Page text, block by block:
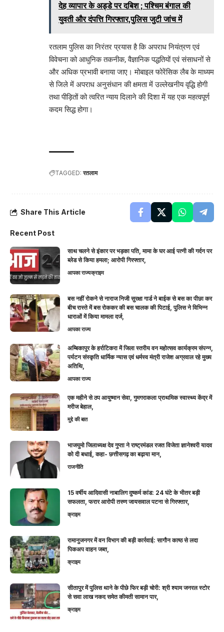
देह व्यापार के अड्डे पर दबिश ; पश्चिम बंगाल की
युवती और दंपत्ति गिरफ्तार,पुलिस जुटी जांच में
रतलाम पुलिस का निरंतर प्रयास है कि अपराध नियंत्रण एवं
विवेचना को आधुनिक तकनीक, वैज्ञानिक पद्धतियों एवं संसाधनों से
और अधिक प्रभावी बनाया जाए। मोबाइल फोरेंसिक लैब के माध्यम
से जिले में अपराध अनुसंधान की क्षमता में उल्लेखनीय वृद्धि होगी
तथा पीड़ितों को त्वरित न्याय दिलाने की दिशा में यह एक महत्वपूर्ण
कदम सिद्ध होगा।
TAGGED: रतलाम
Share This Article
Recent Post
साथ चलने से इंकार पर भड़का पति, मामा के घर आई पत्नी की गर्दन पर
ब्लेड से किया हमला; आरोपी गिरफ्तार,
आपका राज्यक्राइम
बस नहीं रोकने से नाराज निजी सुरक्षा गार्ड ने बाईक से बस का पीछा कर
बीच रास्ते में बस रोककर की बस चालक की पिटाई, पुलिस ने विभिन्न
धाराओं में किया मामला दर्ज,
आपका राज्य
अम्बिकापुर के हर्राटिकरा में जिला स्तरीय वन महोत्सव कार्यक्रम संपन्न,
पर्यटन संस्कृति धार्मिक न्यास एवं धर्मस्व मंत्री राजेश अग्रवाल रहे मुख्य
अतिथि,
आपका राज्य
एक महीने से ठप आयुष्मान सेवा, गुमगराकला प्राथमिक स्वास्थ्य केंद्र में
मरीज बेहाल,
मुद्दे की बात
भाजयुमो जिलाध्यक्ष देव गुप्ता ने राष्ट्रमंडल रजत विजेता ज्ञानेश्वरी यादव
को दी बधाई, कहा- छत्तीसगढ़ का बढ़ाया मान,
राजनीति
15 वर्षीय आदिवासी नाबालिग दुष्कर्म कांड: 24 घंटे के भीतर बड़ी
सफलता, फरार आरोपी तरुण जायसवाल पटना से गिरफ्तार,
क्राइम
रामानुजनगर में वन विभाग की बड़ी कार्रवाई: सागौन काष्ठ से लदा
पिकअप वाहन जब्त,
क्राइम
सीतापुर में पुलिस थाने के पीछे फिर बड़ी चोरी: श्री श्याम जनरल स्टोर
से सवा लाख नकद समेत कीमती सामान पार,
क्राइम